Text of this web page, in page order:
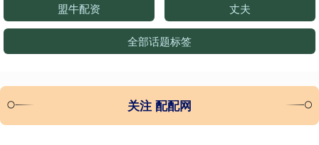
盟牛配资 丈夫
全部话题标签
关注 配配网